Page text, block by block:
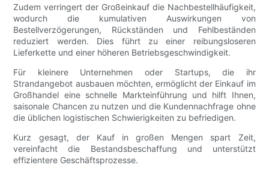
Zudem verringert der Großeinkauf die Nachbestellhäufigkeit,
wodurch die kumulativen Auswirkungen von
Bestellverzögerungen, Rückständen und Fehlbeständen
reduziert werden. Dies führt zu einer reibungsloseren
Lieferkette und einer höheren Betriebsgeschwindigkeit.
Für kleinere Unternehmen oder Startups, die ihr
Strandangebot ausbauen möchten, ermöglicht der Einkauf im
Großhandel eine schnelle Markteinführung und hilft Ihnen,
saisonale Chancen zu nutzen und die Kundennachfrage ohne
die üblichen logistischen Schwierigkeiten zu befriedigen.
Kurz gesagt, der Kauf in großen Mengen spart Zeit,
vereinfacht die Bestandsbeschaffung und unterstützt
effizientere Geschäftsprozesse.